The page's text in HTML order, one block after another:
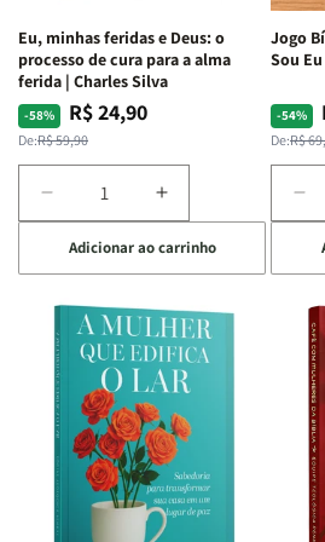
como pregador!
|
Eu, minhas feridas e Deus: o
processo de cura para a alma
ferida | Charles Silva
-58%
Preço
normal
De:R$ 59,90
Preço
promocional
R$ 24,90
Diminuir
a
quantidade
de
Eu,
minhas
feridas
e
Deus:
o
processo
de
cura
para
Aumentar
a
quantidade
de
Eu,
minhas
feridas
e
Deus:
o
processo
de
cura
para
Adicionar ao carrinho
Jogo
Sou
-54%
De:R$
a
de
de
Sou
Eu